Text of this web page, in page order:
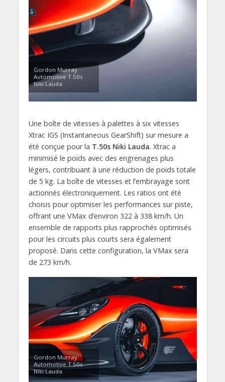
Gordon Murray
Automotive T.50s
Niki Lauda
Une boîte de vitesses à palettes à six vitesses
Xtrac IGS (Instantaneous GearShift) sur mesure a
été conçue pour la T.50s Niki Lauda. Xtrac a
minimisé le poids avec des engrenages plus
légers, contribuant à une réduction de poids totale
de 5 kg. La boîte de vitesses et l’embrayage sont
actionnés électroniquement. Les ratios ont été
choisis pour optimiser les performances sur piste,
offrant une VMax d’environ 322 à 338 km/h. Un
ensemble de rapports plus rapprochés optimisés
pour les circuits plus courts sera également
proposé. Dans cette configuration, la VMax sera
de 273 km/h.
Gordon Murray
Automotive T.50s
Niki Lauda